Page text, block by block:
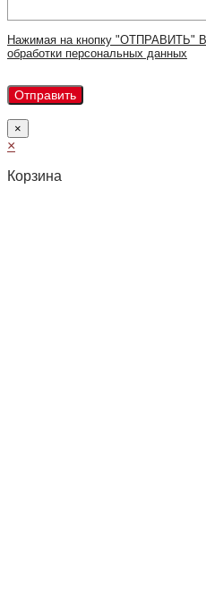
Нажимая на кнопку "ОТПРАВИТЬ"
обработки персональных данных
×
×
Корзина